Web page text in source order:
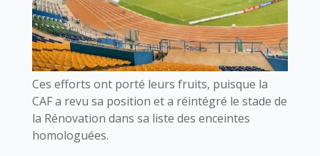
Ces efforts ont porté leurs fruits, puisque la
CAF a revu sa position et a réintégré le stade de
la Rénovation dans sa liste des enceintes
homologuées.